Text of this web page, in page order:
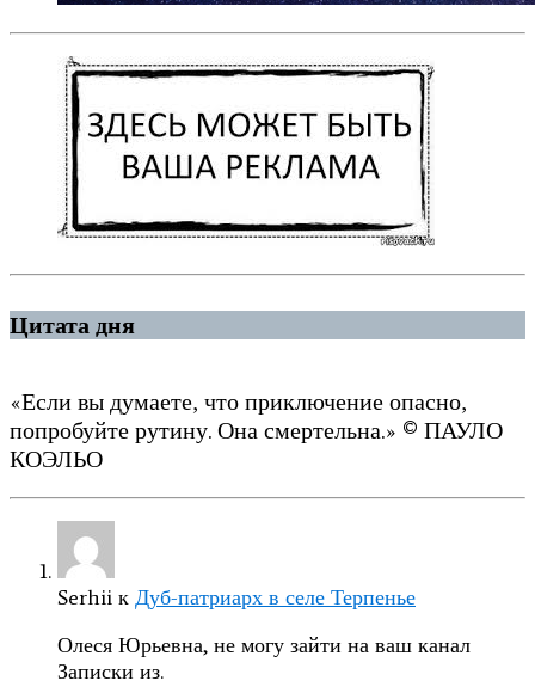
Цитата дня
«Если вы думаете, что приключение опасно,
попробуйте рутину. Она смертельна.» © ПАУЛО
КОЭЛЬО
Serhii к Дуб-патриарх в селе Терпенье
Олеся Юрьевна, не могу зайти на ваш канал
Записки из.